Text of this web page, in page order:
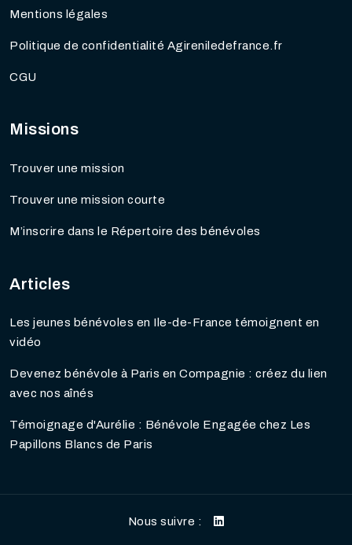
Mentions légales
Politique de confidentialité Agireniledefrance.fr
CGU
Missions
Trouver une mission
Trouver une mission courte
M’inscrire dans le Répertoire des bénévoles
Articles
Les jeunes bénévoles en Ile-de-France témoignent en
vidéo
Devenez bénévole à Paris en Compagnie : créez du lien
avec nos aînés
Témoignage d'Aurélie : Bénévole Engagée chez Les
Papillons Blancs de Paris
Nous suivre :